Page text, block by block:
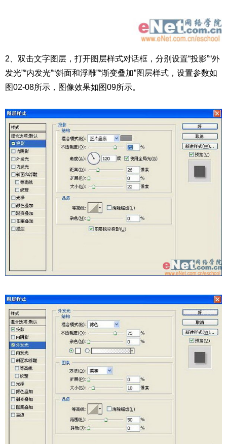
2、双击文字图层，打开图层样式对话框，分别设置“投影”“外
发光”“内发光”“斜面和浮雕”“渐变叠加”图层样式，设置参数如
图02-08所示，图像效果如图09所示。